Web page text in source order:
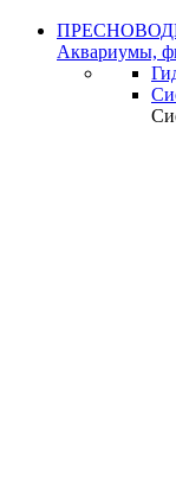
Аквариумы,